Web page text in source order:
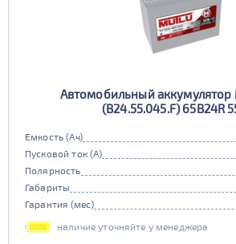
Автомобильный аккумулятор
(B24.55.045.F) 65B24R
Емкость (Ач)
Пусковой ток (А)
Полярность
Габариты
Гарантия (мес)
наличие уточняйте у менеджера